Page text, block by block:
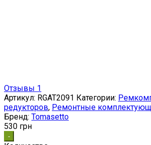
Отзывы 1
Артикул: RGAT2091 Категории:
редукторов, Ремонтные
Бренд: Tomasetto
530 грн
-